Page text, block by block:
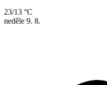
23/13 °C
neděle 9. 8.